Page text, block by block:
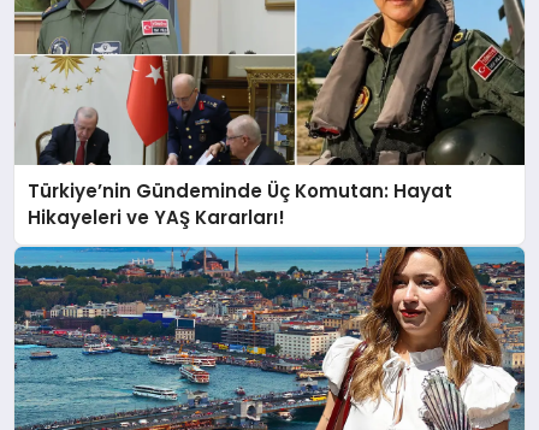
Türkiye’nin Gündeminde Üç Komutan: Hayat
Hikayeleri ve YAŞ Kararları!